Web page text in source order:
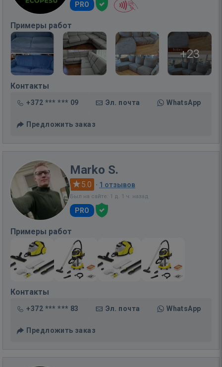
PRO
Примеры работ
+23
Контакты
+372 *** *** 09 Эл. почта WhatsApp
Предложить заказ
Marko S.
5.0 · 1 отзывов
Был на сайте: 1 д. 1 ч. назад
PRO
Примеры работ
Контакты
+372 *** *** 83 Эл. почта WhatsApp
Предложить заказ